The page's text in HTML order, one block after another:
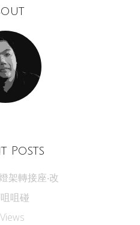
Posts
架轉接座‧改
咀碰